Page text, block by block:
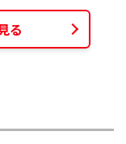
る